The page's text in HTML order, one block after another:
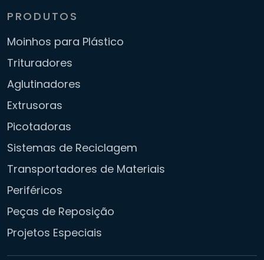
PRODUTOS
Moinhos para Plástico
Trituradores
Aglutinadores
Extrusoras
Picotadoras
Sistemas de Reciclagem
Transportadores de Materiais
Periféricos
Peças de Reposição
Projetos Especiais